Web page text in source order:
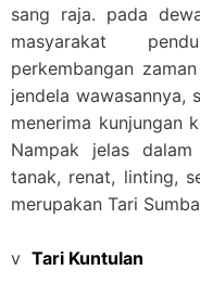
sang raja. pada
masyarakat
perkembangan
jendela wawasannya,
menerima kunjungan
Nampak jelas
tanak, renat, linting,
merupakan Tari
v Tari Kuntulan